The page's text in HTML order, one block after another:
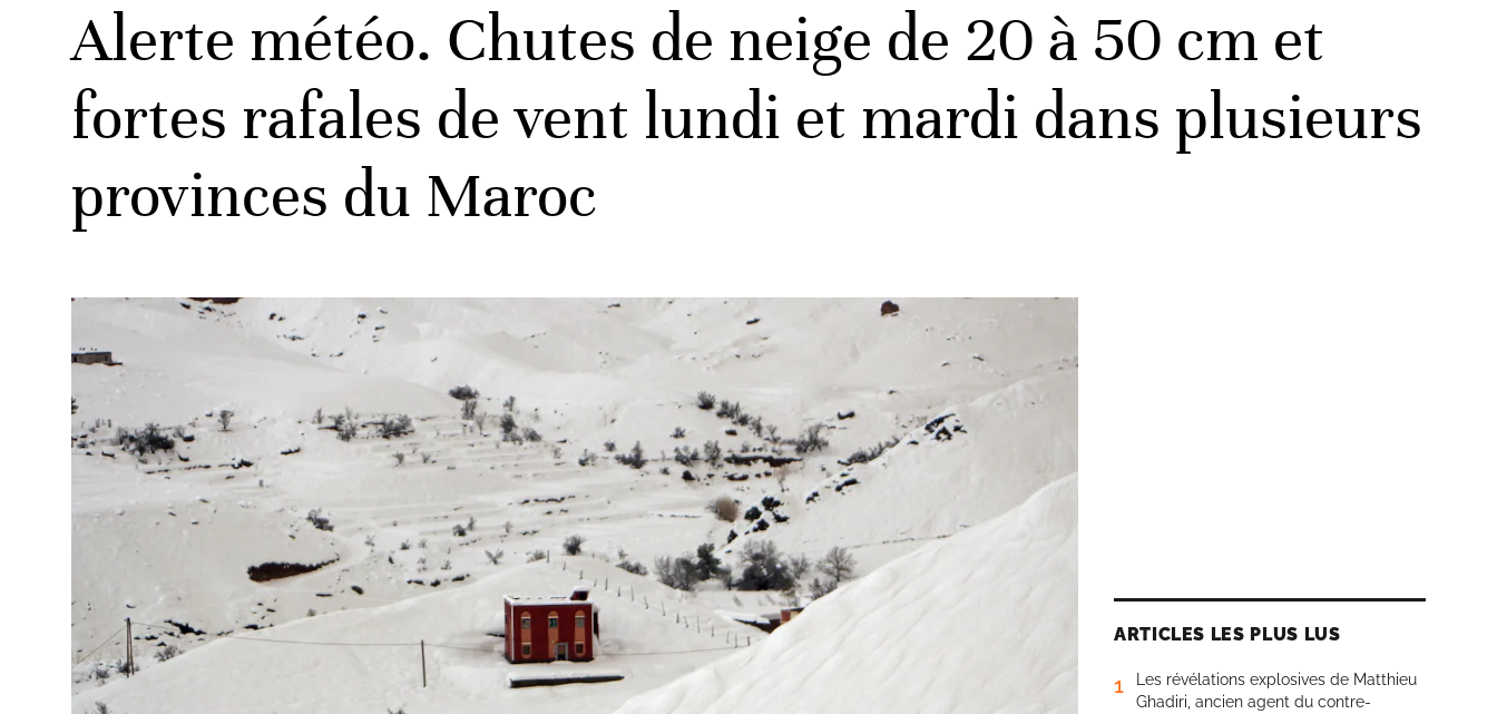
Alerte météo. Chutes de neige de 20 à 50 cm et
fortes rafales de vent lundi et mardi dans plusieurs
provinces du Maroc
ARTICLES LES PLUS LUS
1
Les révélations explosives de Matthieu
Ghadiri, ancien agent du contre-